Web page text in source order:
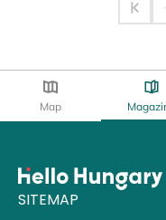
Map
SITEMAP